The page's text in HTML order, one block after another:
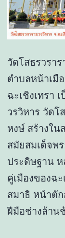
วัดโสธรวรา
ตำบลหน้าเมือ
ฉะเชิงเทรา
วรวิหาร วัดโ
หงษ์ สร้างใ
สมัยสมเด็จพ
ประดิษฐาน
คู่เมืองของฉ
สมาธิ หน้าตัก
ฝีมือช่างล้าน